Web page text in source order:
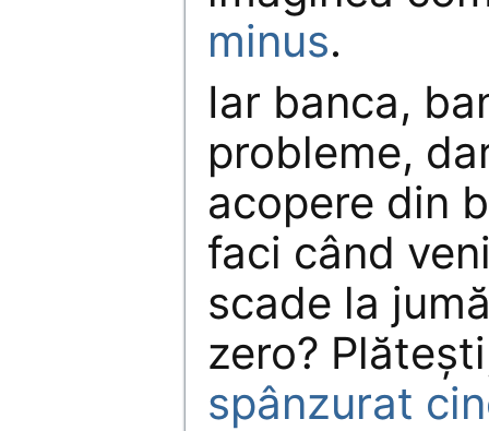
minus.
Iar banca,
probleme,
acopere din
faci când
scade la
zero?
spânzurat